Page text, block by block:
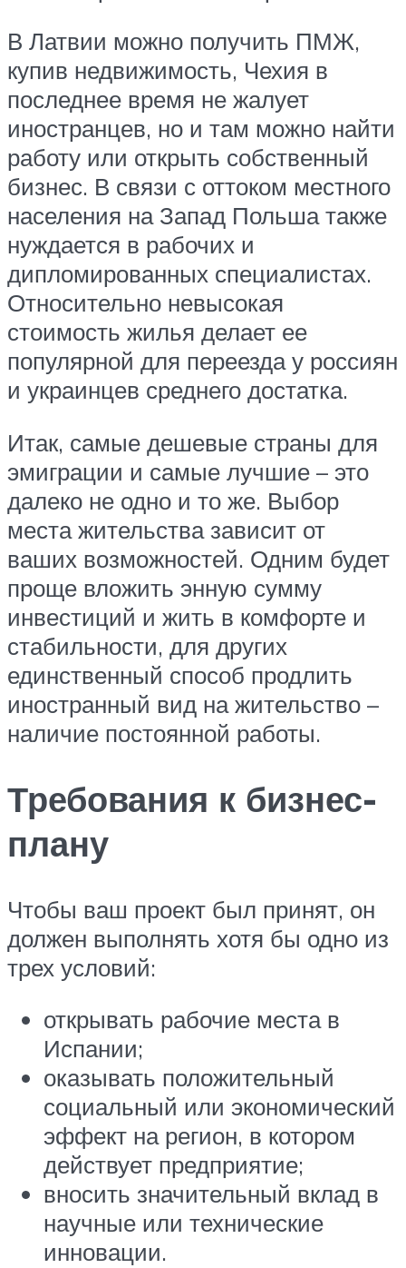
В Латвии можно получить ПМЖ,
купив недвижимость, Чехия в
последнее время не жалует
иностранцев, но и там можно найти
работу или открыть собственный
бизнес. В связи с оттоком местного
населения на Запад Польша также
нуждается в рабочих и
дипломированных специалистах.
Относительно невысокая
стоимость жилья делает ее
популярной для переезда у россиян
и украинцев среднего достатка.
Итак, самые дешевые страны для
эмиграции и самые лучшие – это
далеко не одно и то же. Выбор
места жительства зависит от
ваших возможностей. Одним будет
проще вложить энную сумму
инвестиций и жить в комфорте и
стабильности, для других
единственный способ продлить
иностранный вид на жительство –
наличие постоянной работы.
Требования к бизнес-
плану
Чтобы ваш проект был принят, он
должен выполнять хотя бы одно из
трех условий:
открывать рабочие места в
Испании;
оказывать положительный
социальный или экономический
эффект на регион, в котором
действует предприятие;
вносить значительный вклад в
научные или технические
инновации.